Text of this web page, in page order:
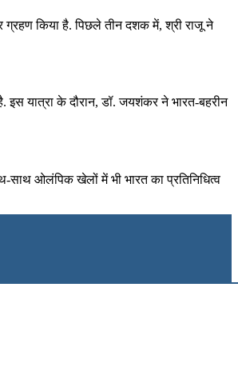
ग्रहण किया है. पिछले तीन दशक में, श्री राजू ने
इस यात्रा के दौरान, डॉ. जयशंकर ने भारत-बहरीन
साथ ओलंपिक खेलों में भी भारत का प्रतिनिधित्व